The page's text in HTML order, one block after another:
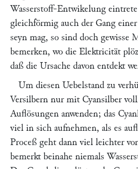
Wasserstoff-Entwikelung
gleichförmig auch der Gang
seyn mag, so sind doch gewisse
bemerken, wo die Elektricität
daß die Ursache davon entdekt
Um diesen Uebelstand zu
Versilbern nur mit Cyansilber
Auflösungen anwenden; das
viel in sich aufnehmen, als es
Proceß geht dann viel leichter
bemerkt beinahe niemals